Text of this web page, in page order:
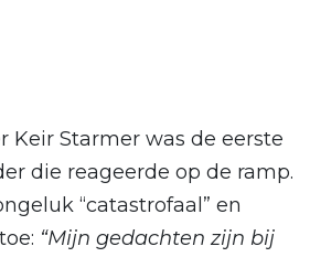
Keir Starmer was de eerste
die reageerde op de ramp.
“catastrofaal” en
“Mijn gedachten zijn bij